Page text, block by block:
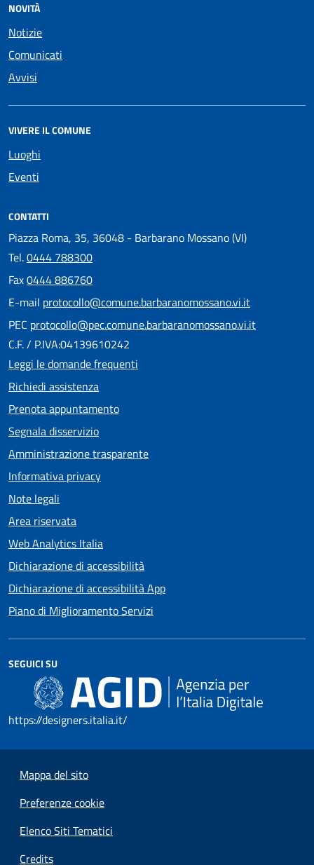
NOVITÀ
Notizie
Comunicati
Avvisi
VIVERE IL COMUNE
Luoghi
Eventi
CONTATTI
Piazza Roma, 35, 36048 - Barbarano Mossano (VI)
Tel.0444 788300
Fax0444 886760
E-mail protocollo@comune.barbaranomossano.vi.it
PEC protocollo@pec.comune.barbaranomossano.vi.it
C.F. / P.IVA:04139610242
Leggi le domande frequenti
Richiedi assistenza
Prenota appuntamento
Segnala disservizio
Amministrazione trasparente
Informativa privacy
Note legali
Area riservata
Web Analytics Italia
Dichiarazione di accessibilità
Dichiarazione di accessibilità App
Piano di Miglioramento Servizi
SEGUICI SU
https://designers.italia.it/
Mappa del sito
Preferenze cookie
Elenco Siti Tematici
Credits